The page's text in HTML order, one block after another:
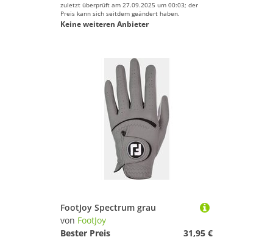
zuletzt überprüft am 27.09.2025 um 00:03; der
Preis kann sich seitdem geändert haben.
Keine weiteren Anbieter
FootJoy Spectrum grau
von FootJoy
Bester Preis
31,95 €